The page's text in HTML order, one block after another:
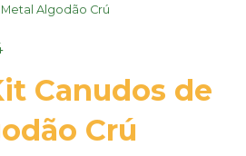
Algodão Crú
Canudos de
Crú